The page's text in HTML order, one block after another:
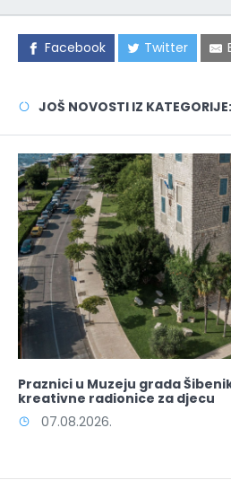
Facebook Twitter
JOŠ NOVOSTI IZ KATEGORIJE:
Praznici u Muzeju grada
kreativne radionice za djecu
07.08.2026.